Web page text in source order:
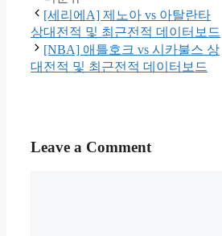
[세리에A] 제노아 vs 아탈란타
상대전적 및 최근전적 데이터보드
[NBA] 애틀호크 vs 시카불스 상
대전적 및 최근전적 데이터보드
Leave a Comment